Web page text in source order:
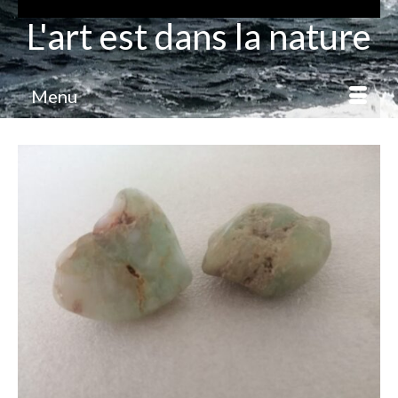
L'art est dans la nature
Menu